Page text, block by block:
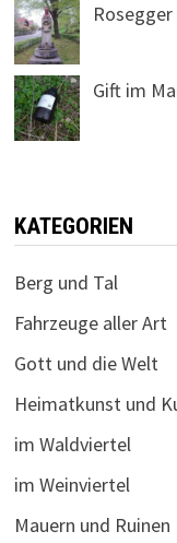
Gift im
KATEGORIEN
Berg und Tal
Fahrzeuge aller Art
Gott und die Welt
Heimatkunst und
im Waldviertel
im Weinviertel
Mauern und Ruinen